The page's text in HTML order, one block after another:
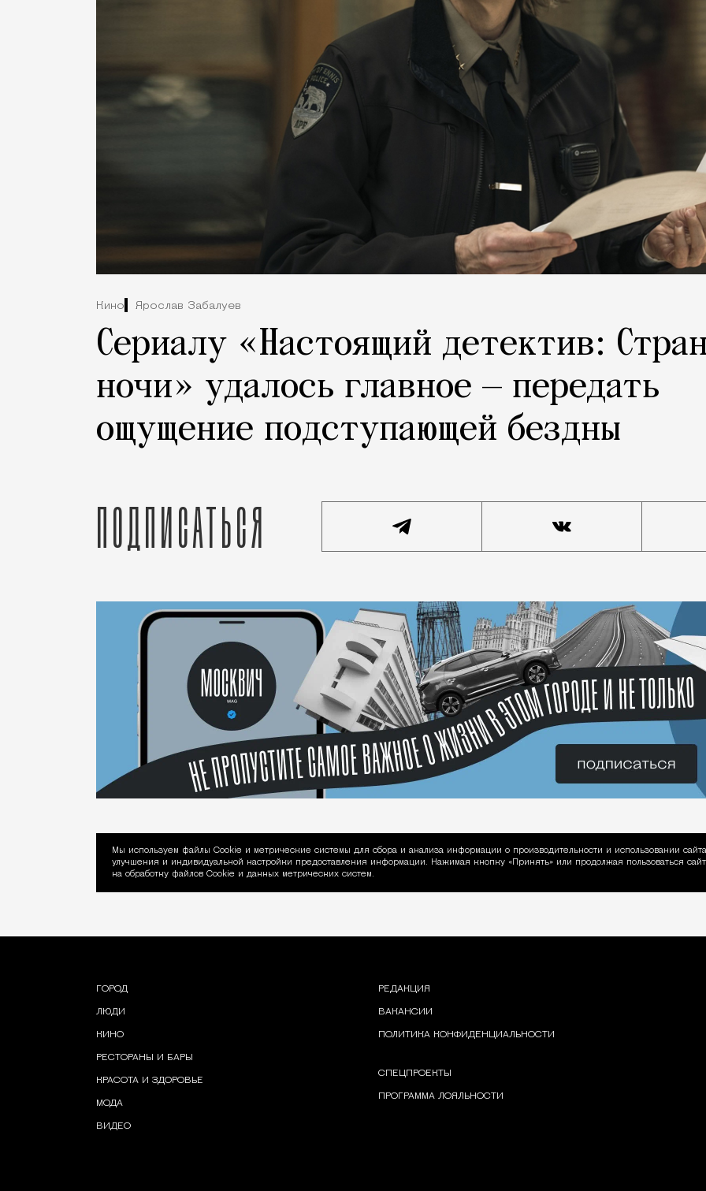
Кино Ярослав Забалуев
Сериалу «Настоящий детектив:
ночи» удалось главное — передать
ощущение подступающей бездны
Подписаться
Уведомление об использовании Cookie
Мы используем файлы Сookie и метрические системы для сбора и анализа информации о производительности и использовании
улучшения и индивидуальной настройки предоставления информации. Нажимая кнопку «Принять» или продолжая пользоваться
на обработку файлов Cookie и данных метрических систем.
ГОРОД
ЛЮДИ
КИНО
РЕСТОРАНЫ И БАРЫ
КРАСОТА И ЗДОРОВЬЕ
МОДА
ВИДЕО
РЕДАКЦИЯ
ВАКАНСИИ
ПОЛИТИКА КОНФИДЕНЦИАЛЬНОСТИ
СПЕЦПРОЕКТЫ
ПРОГРАММА ЛОЯЛЬНОСТИ